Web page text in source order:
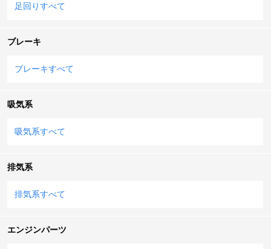
足回りすべて
ブレーキ
ブレーキすべて
吸気系
吸気系すべて
排気系
排気系すべて
エンジンパーツ